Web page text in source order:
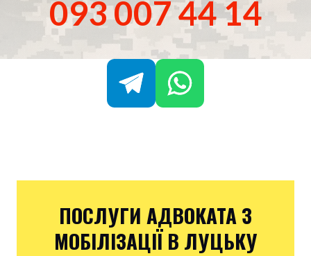
093 007 44 14
ПОСЛУГИ АДВОКАТА З
МОБІЛІЗАЦІЇ В ЛУЦЬКУ